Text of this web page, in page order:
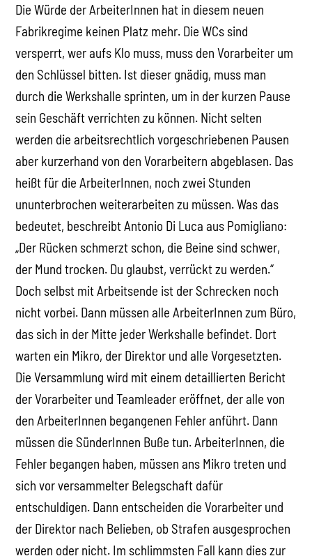
Die Würde der ArbeiterInnen hat in diesem neuen
Fabrikregime keinen Platz mehr. Die WCs sind
versperrt, wer aufs Klo muss, muss den Vorarbeiter um
den Schlüssel bitten. Ist dieser gnädig, muss man
durch die Werkshalle sprinten, um in der kurzen Pause
sein Geschäft verrichten zu können. Nicht selten
werden die arbeitsrechtlich vorgeschriebenen Pausen
aber kurzerhand von den Vorarbeitern abgeblasen. Das
heißt für die ArbeiterInnen, noch zwei Stunden
ununterbrochen weiterarbeiten zu müssen. Was das
bedeutet, beschreibt Antonio Di Luca aus Pomigliano:
„Der Rücken schmerzt schon, die Beine sind schwer,
der Mund trocken. Du glaubst, verrückt zu werden.“
Doch selbst mit Arbeitsende ist der Schrecken noch
nicht vorbei. Dann müssen alle ArbeiterInnen zum Büro,
das sich in der Mitte jeder Werkshalle befindet. Dort
warten ein Mikro, der Direktor und alle Vorgesetzten.
Die Versammlung wird mit einem detaillierten Bericht
der Vorarbeiter und Teamleader eröffnet, der alle von
den ArbeiterInnen begangenen Fehler anführt. Dann
müssen die SünderInnen Buße tun. ArbeiterInnen, die
Fehler begangen haben, müssen ans Mikro treten und
sich vor versammelter Belegschaft dafür
entschuldigen. Dann entscheiden die Vorarbeiter und
der Direktor nach Belieben, ob Strafen ausgesprochen
werden oder nicht. Im schlimmsten Fall kann dies zur